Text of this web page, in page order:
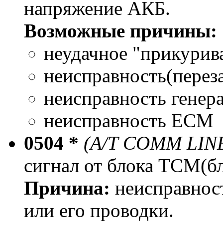
напряжение АКБ.
Возможные причины:
неудачное
неисправность
неисправность ECM
0504 * (A/T COMM
сигнал от блока
Причина:
или его проводки.